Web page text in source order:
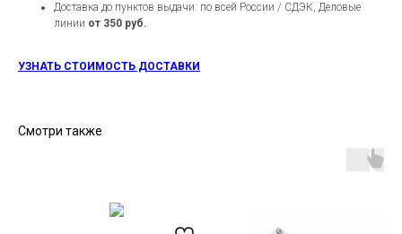
Доставка до пунктов выдачи: по всей России / СДЭК, Деловые
линии от 350 руб.
УЗНАТЬ СТОИМОСТЬ ДОСТАВКИ
Смотри также